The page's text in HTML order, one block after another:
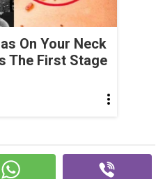
On Your Neck
The First Stage